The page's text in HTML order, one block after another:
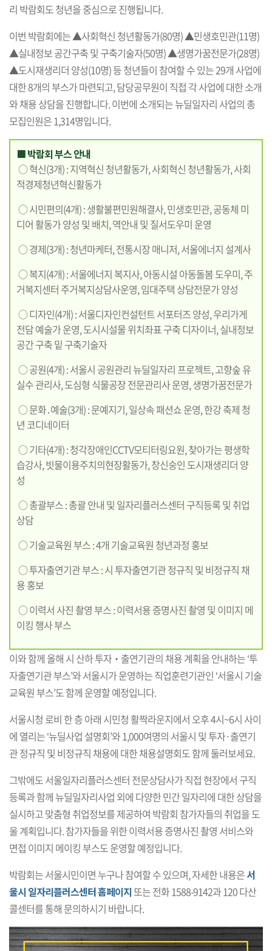
리 박람회도 청년을 중심으로 진행됩니다.
이번 박람회에는 ▲사회혁신 청년활동가(80명) ▲민생호민관(11명)
▲실내정보 공간구축 및 구축기술자(50명) ▲생명가꿈전문가(28명)
▲도시재생리더 양성(10명) 등 청년들이 참여할 수 있는 29개 사업에
대한 8개의 부스가 마련되고, 담당공무원이 직접 각 사업에 대한 소개
와 채용 상담을 진행합니다. 이번에 소개되는 뉴딜일자리 사업의 총
모집인원은 1,314명입니다.
■ 박람회 부스 안내
○ 혁신(3개) : 지역혁신 청년활동가, 사회혁신 청년활동가, 사회
적경제청년혁신활동가
○ 시민편의(4개) : 생활불편민원해결사, 민생호민관, 공동체 미
디어 활동가 양성 및 배치, 역안내 및 질서도우미 운영
○ 경제(3개) : 청년마케터, 전통시장 매니저, 서울에너지 설계사
○ 복지(4개) : 서울에너지 복지사, 아동시설 아동돌봄 도우미, 주
거복지센터 주거복지상담사운영, 임대주택 상담전문가 양성
○ 디자인(4개) : 서울디자인컨설턴트 서포터즈 양성, 우리가게
전담 예술가 운영, 도시시설물 위치좌표 구축 디자이너, 실내정보
공간 구축 밑 구축기술자
○ 공원(4개) : 서울시 공원관리 뉴딜일자리 프로젝트, 고향숲 유
실수 관리사, 도심형 식물공장 전문관리사 운영, 생명가꿈전문가
○ 문화․예술(3개) : 문예지기, 일상속 패션쇼 운영, 한강 축제 청
년 코디네이터
○ 기타(4개) : 청각장애인CCTV모티터링요원, 찾아가는 평생학
습강사, 빗물이용주치의현장활동가, 창신숭인 도시재생리더 양
성
○ 총괄부스 : 총괄 안내 및 일자리플러스센터 구직등록 및 취업
상담
○ 기술교육원 부스 : 4개 기술교육원 청년과정 홍보
○ 투자출연기관 부스 : 시 투자출연기관 정규직 및 비정규직 채
용 홍보
○ 이력서 사진 촬영 부스 : 이력서용 증명사진 촬영 및 이미지 메
이킹 행사 부스
이와 함께 올해 시 산하 투자‧출연기관의 채용 계획을 안내하는 ‘투
자출연기관 부스’와 서울시가 운영하는 직업훈련기관인 ‘서울시 기술
교육원 부스’도 함께 운영할 예정입니다.
서울시청 로비 한 층 아래 시민청 활짝라운지에서 오후 4시~6시 사이
에 열리는 ‘뉴딜사업 설명회’와 1,000여명의 서울시 및 투자·출연기
관 정규직 및 비정규직 채용에 대한 채용설명회도 함께 둘러보세요.
그밖에도 서울일자리플러스센터 전문상담사가 직접 현장에서 구직
등록과 함께 뉴딜일자리사업 외에 다양한 민간 일자리에 대한 상담을
실시하고 맞춤형 취업정보를 제공하여 박람회 참가자들의 취업을 도
울 계획입니다. 참가자들을 위한 이력서용 증명사진 촬영 서비스와
면접 이미지 메이킹 부스도 운영할 예정입니다.
박람회는 서울시민이면 누구나 참여할 수 있으며, 자세한 내용은서
울시 일자리플러스센터 홈페이지 또는 전화 1588-9142과 120 다산
콜센터를 통해 문의하시기 바랍니다.